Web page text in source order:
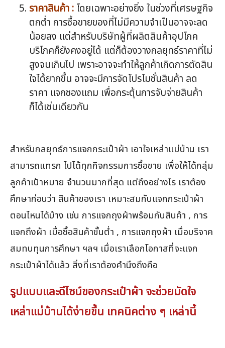
ราคาสินค้า : โดยเฉพาะอย่างยิ่ง ในช่วงที่เศรษฐกิจ
ตกต่ำ การซื้อขายของที่ไม่มีความจำเป็นอาจจะลด
น้อยลง แต่สำหรับบริษัทผู้ที่ผลิตสินค้าอุปโภค
บริโภคก็ยังคงอยู่ได้ แต่ก็ต้องวางกลยุทธ์ราคาที่ไม่
สูงจนเกินไป เพราะอาจจะทำให้ลูกค้าเกิดการตัดสิน
ใจได้ยากขึ้น อาจจะมีการจัดโปรโมชั่นสินค้า ลด
ราคา แจกชองแถม เพื่อกระตุ้นการจับจ่ายสินค้า
ก็ได้เช่นเดียวกัน
สำหรับกลยุทธ์การแจกกระเป๋าผ้า เอาใจเหล่าแม่บ้าน เรา
สามารถแทรก ไปได้ทุกกิจกรรมการซื้อขาย เพื่อให้ได้กลุ่ม
ลูกค้าเป้าหมาย จำนวนมากที่สุด แต่ถึงอย่างไร เราต้อง
ศึกษาก่อนว่า สินค้าของเรา เหมาะสมกับแจกกระเป๋าผ้า
ตอนไหนได้บ้าง เช่น การแจกถุงผ้าพร้อมกับสินค้า , การ
แจกถึงผ้า เมื่อซื้อสินค้าขั้นต่ำ , การแจกถุงผ้า เมื่อบริจาค
สมทบทุนการศึกษา ฯลฯ เมื่อเราเลือกโอกาสที่จะแจก
กระเป๋าผ้าได้แล้ว สิ่งที่เราต้องคำนึงถึงคือ
รูปแบบและดีไซน์ของกระเป๋าผ้า จะช่วยมัดใจ
เหล่าแม่บ้านได้ง่ายขึ้น เทคนิคต่าง ๆ เหล่านี้